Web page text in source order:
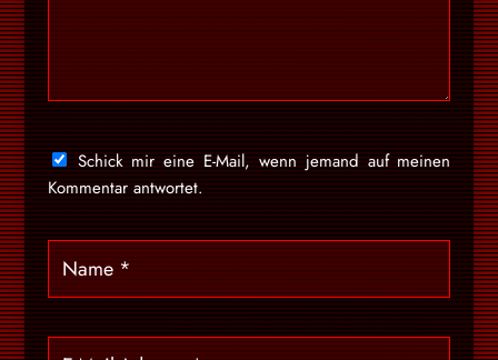
Schick mir eine E-Mail, wenn jemand auf meinen
Kommentar antwortet.